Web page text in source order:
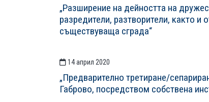
„Разширение на дейността на
разредители, разтворители, както
съществуваща сграда“
14 април 2020
„Предварително третиране/
Габрово, посредством собствена